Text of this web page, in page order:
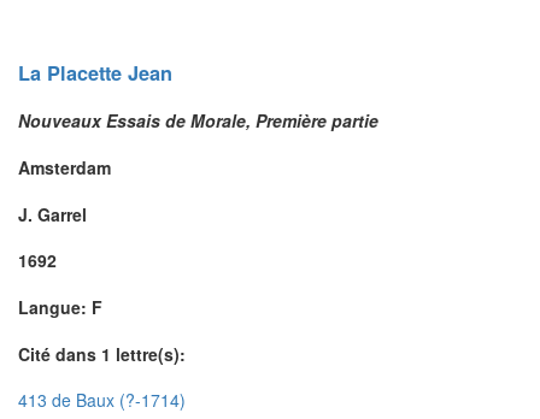
La Placette Jean
Nouveaux Essais de Morale, Première partie
Amsterdam
J. Garrel
1692
Langue: F
Cité dans 1 lettre(s):
413 de Baux (?-1714)